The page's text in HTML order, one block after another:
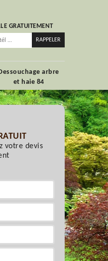
GRATUITEMENT
arbre
et haie 84
votre devis